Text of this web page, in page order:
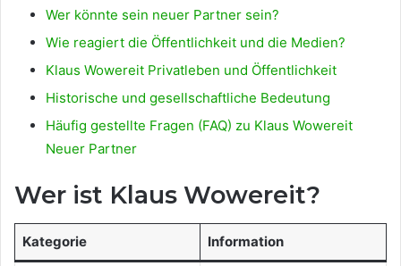
Wer könnte sein neuer Partner sein?
Wie reagiert die Öffentlichkeit und die Medien?
Klaus Wowereit Privatleben und Öffentlichkeit
Historische und gesellschaftliche Bedeutung
Häufig gestellte Fragen (FAQ) zu Klaus Wowereit
Neuer Partner
Wer ist Klaus Wowereit?
Kategorie Information